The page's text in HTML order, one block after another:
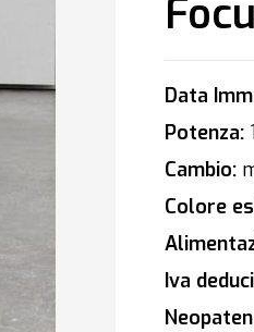
Data
Potenza:
Cambio:
Colore
Iva